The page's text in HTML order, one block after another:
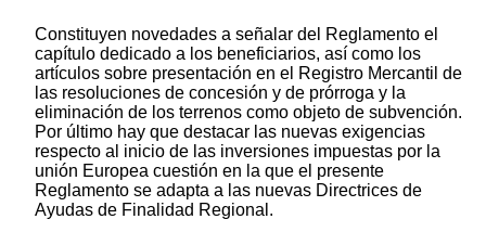
Constituyen novedades a señalar del Reglamento el
capítulo dedicado a los beneficiarios, así como los
artículos sobre presentación en el Registro Mercantil de
las resoluciones de concesión y de prórroga y la
eliminación de los terrenos como objeto de subvención.
Por último hay que destacar las nuevas exigencias
respecto al inicio de las inversiones impuestas por la
unión Europea cuestión en la que el presente
Reglamento se adapta a las nuevas Directrices de
Ayudas de Finalidad Regional.